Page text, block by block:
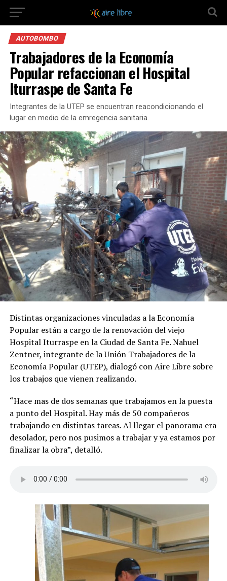
AUTOBOMBO
Trabajadores de la Economía
Popular refaccionan el Hospital
Iturraspe de Santa Fe
Integrantes de la UTEP se encuentran reacondicionando el
lugar en medio de la emregencia sanitaria.
Distintas organizaciones vinculadas a la Economía
Popular están a cargo de la renovación del viejo
Hospital Iturraspe en la Ciudad de Santa Fe. Nahuel
Zentner, integrante de la Unión Trabajadores de la
Economía Popular (UTEP), dialogó con Aire Libre sobre
los trabajos que vienen realizando.
“Hace mas de dos semanas que trabajamos en la puesta
a punto del Hospital. Hay más de 50 compañeros
trabajando en distintas tareas. Al llegar el panorama era
desolador, pero nos pusimos a trabajar y ya estamos por
finalizar la obra”, detalló.